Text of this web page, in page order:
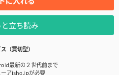
立ち読み
（買切型）
最新の２世代前まで
アisho.jpが必要